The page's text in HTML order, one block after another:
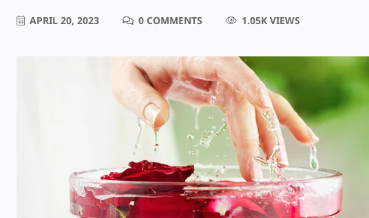
APRIL 20, 2023 0 COMMENTS 1.05K VIEWS